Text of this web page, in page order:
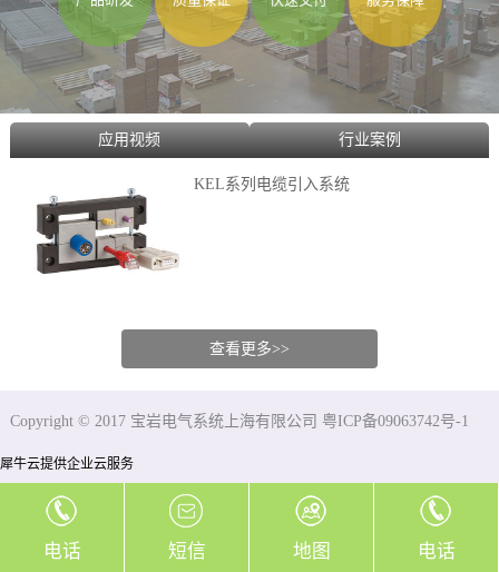
应用视频 行业案例
KEL系列电缆引入系统
查看更多>>
Copyright © 2017 宝岩电气系统上海有限公司 粤ICP备09063742号-1
犀牛云提供企业云服务
电话 短信 地图 电话